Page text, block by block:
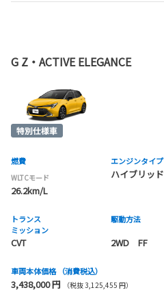
G Z・ACTIVE ELEGANCE
燃費
WLTCモード
26.2km/L
エンジンタイプ
ハイブリッド
トランス
ミッション
CVT
駆動方法
2WD FF
車両本体価格 （消費税込）
3,438,000 円 （税抜 3,125,455 円）